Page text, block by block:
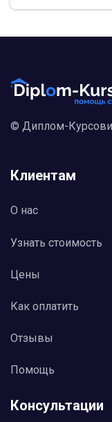
менеджмента в
предприятия.
3.1. Краткая
технико-
деятельности
ООО «Цифровые
округа.
Полное
технологии».
«Цифровые
Югра, г.
Тюменская
Омская д. 10
имущество,
© Диплом-
Клиентам
О нас
Узнать стоимость
Цены
Как оплатить
Отзывы
Помощь
Консультации